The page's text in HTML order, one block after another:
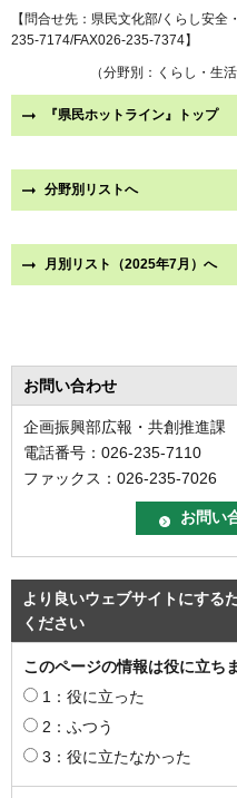
【問合せ先：県民文化部/くらし安
235-7174/FAX026-235-7374】
（分野別：くらし・生
『県民ホットライン』トップ
分野別リストへ
月別リスト（2025年7月）へ
お問い合わせ
企画振興部広報・共創推進課
電話番号：026-235-7110
ファックス：026-235-7026
より良いウェブサイトにする
ください
このページの情報は役に立ち
1：役に立った
2：ふつう
3：役に立たなかった